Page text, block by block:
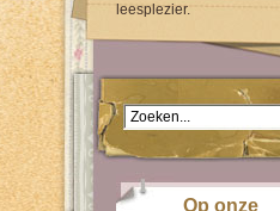
leesplezier.
Op onze